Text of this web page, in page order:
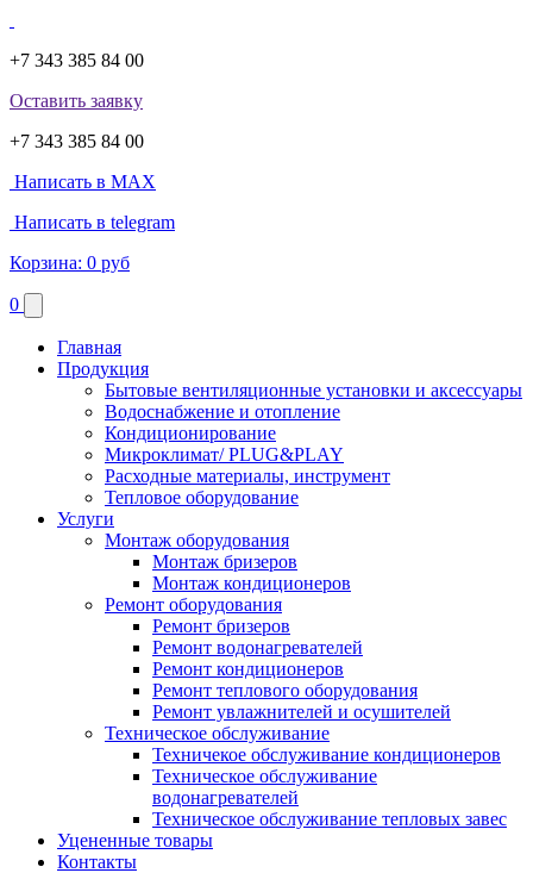
+7 343 385 84 00
Оставить заявку
+7 343 385 84 00
Написать в MAX
Написать в telegram
Корзина: 0 руб
0
Главная
Продукция
Бытовые вентиляционные установки и аксессуары
Водоснабжение и отопление
Кондиционирование
Микроклимат/ PLUG&PLAY
Расходные материалы, инструмент
Тепловое оборудование
Услуги
Монтаж оборудования
Монтаж бризеров
Монтаж кондиционеров
Ремонт оборудования
Ремонт бризеров
Ремонт водонагревателей
Ремонт кондиционеров
Ремонт теплового оборудования
Ремонт увлажнителей и осушителей
Техническое обслуживание
Техничекое обслуживание кондиционеров
Техническое обслуживание
водонагревателей
Техническое обслуживание тепловых завес
Уцененные товары
Контакты